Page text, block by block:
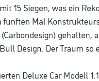
15 Siegen, was ein
fünften Mal
gehalten,
Design. Der Traum
Deluxe Car Modell